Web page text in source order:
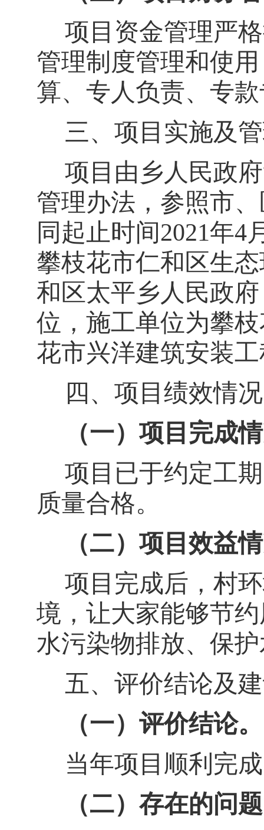
项目资金管理严
管理制度管理和使
算、专人负责、专
三、项目实施及
项目由乡人民政
管理办法，参照市
同起止时间2021年4
攀枝花市仁和区生
和区太平乡人民政
位，施工单位为攀
花市兴洋建筑安装
四、项目绩效情况
（一）项目完成
项目已于约定工
质量合格。
（二）项目效益
项目完成后，村
境，让大家能够节
水污染物排放、保
五、评价结论及
（一）评价结论。
当年项目顺利完
（二）存在的问